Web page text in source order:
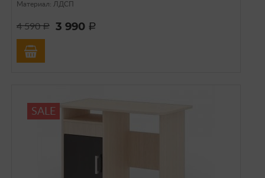
Материал: ЛДСП
4 590a 3 990 a
SALE